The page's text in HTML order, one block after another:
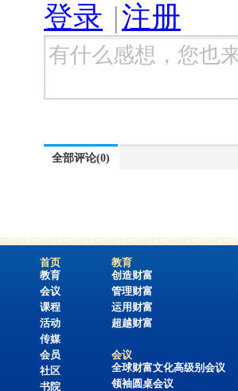
登录 |注册
全部评论(0)
首页
教育
会议
课程
活动
传媒
会员
社区
书院
教育
创造财富
管理财富
运用财富
超越财富
会议
全球财富文化高级别会议
领袖圆桌会议